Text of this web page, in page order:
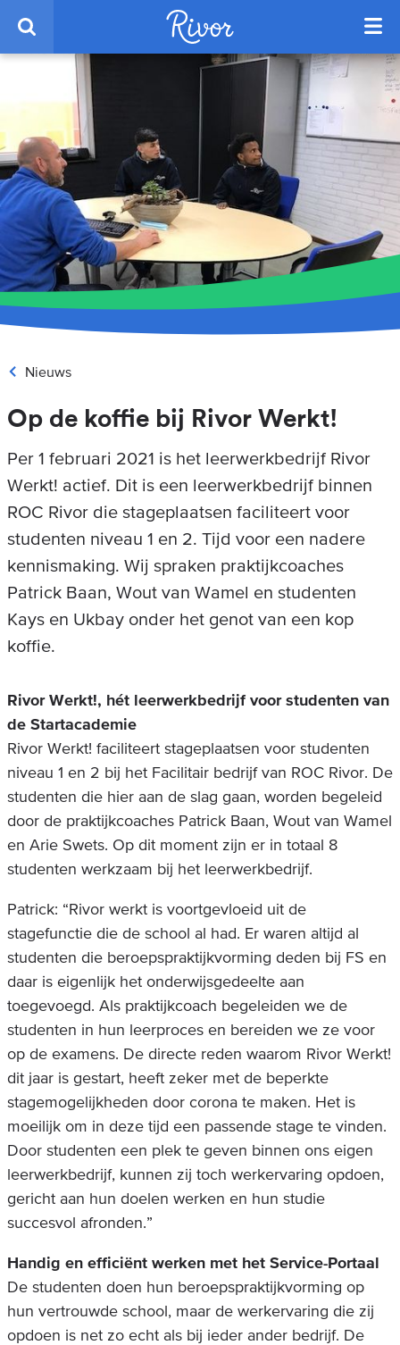
Nieuws
Op de koffie bij Rivor Werkt!
Per 1 februari 2021 is het leerwerkbedrijf Rivor
Werkt! actief. Dit is een leerwerkbedrijf binnen
ROC Rivor die stageplaatsen faciliteert voor
studenten niveau 1 en 2. Tijd voor een nadere
kennismaking. Wij spraken praktijkcoaches
Patrick Baan, Wout van Wamel en studenten
Kays en Ukbay onder het genot van een kop
koffie.
Rivor Werkt!, hét leerwerkbedrijf voor studenten van
de Startacademie
Rivor Werkt! faciliteert stageplaatsen voor studenten
niveau 1 en 2 bij het Facilitair bedrijf van ROC Rivor. De
studenten die hier aan de slag gaan, worden begeleid
door de praktijkcoaches Patrick Baan, Wout van Wamel
en Arie Swets. Op dit moment zijn er in totaal 8
studenten werkzaam bij het leerwerkbedrijf.
Patrick: “Rivor werkt is voortgevloeid uit de
stagefunctie die de school al had. Er waren altijd al
studenten die beroepspraktijkvorming deden bij FS en
daar is eigenlijk het onderwijsgedeelte aan
toegevoegd. Als praktijkcoach begeleiden we de
studenten in hun leerproces en bereiden we ze voor
op de examens. De directe reden waarom Rivor Werkt!
dit jaar is gestart, heeft zeker met de beperkte
stagemogelijkheden door corona te maken. Het is
moeilijk om in deze tijd een passende stage te vinden.
Door studenten een plek te geven binnen ons eigen
leerwerkbedrijf, kunnen zij toch werkervaring opdoen,
gericht aan hun doelen werken en hun studie
succesvol afronden.”
Handig en efficiënt werken met het Service-Portaal
De studenten doen hun beroepspraktijkvorming op
hun vertrouwde school, maar de werkervaring die zij
opdoen is net zo echt als bij ieder ander bedrijf. De